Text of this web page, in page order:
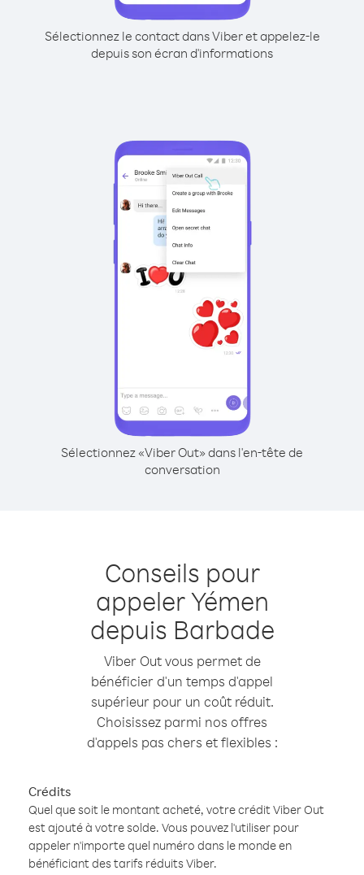
Sélectionnez le contact dans Viber et appelez-le
depuis son écran d'informations
Sélectionnez «Viber Out» dans l'en-tête de
conversation
Conseils pour
appeler Yémen
depuis Barbade
Viber Out vous permet de
bénéficier d'un temps d'appel
supérieur pour un coût réduit.
Choisissez parmi nos offres
d'appels pas chers et flexibles :
Crédits
Quel que soit le montant acheté, votre crédit Viber Out
est ajouté à votre solde. Vous pouvez l'utiliser pour
appeler n'importe quel numéro dans le monde en
bénéficiant des tarifs réduits Viber.